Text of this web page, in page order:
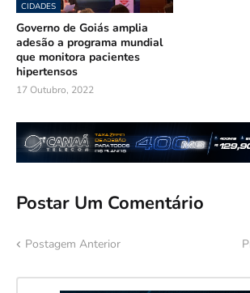
CIDADES
Governo de Goiás amplia
adesão a programa mundial
que monitora pacientes
hipertensos
17 Outubro, 2022
Postar Um Comentário
Postagem Anterior